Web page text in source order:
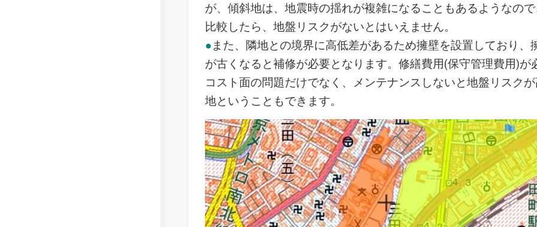
が、傾斜地は、地震時の揺れが複雑になることもあるようなの
比較したら、地盤リスクがないとはいえません。
● また、隣地との境界に高低差があるため擁壁を設置しており、
が古くなると補修が必要となります。修繕費用(保守管理費用)が
コスト面の問題だけでなく、メンテナンスしないと地盤リスク
地ということもできます。